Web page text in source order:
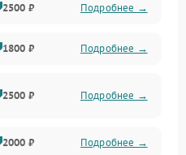
2500 ₽ Подробнее →
1800 ₽ Подробнее →
2500 ₽ Подробнее →
2000 ₽ Подробнее →